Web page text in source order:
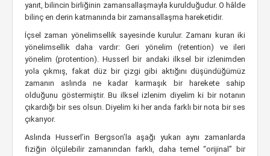
yanıt, bilincin birliğinin zamansallaşmayla kurulduğudur. O hâlde
bilinç en derin katmanında bir zamansallaşma hareketidir.
İçsel zaman yönelimsellik sayesinde kurulur. Zamanı kuran iki
yönelimsellik daha vardır: Geri yönelim (retention) ve ileri
yönelim (protention). Husserl bir andaki ilksel bir izlenimden
yola çıkmış, fakat düz bir çizgi gibi aktığını düşündüğümüz
zamanın aslında ne kadar karmaşık bir harekete sahip
olduğunu göstermiştir. Bu ilksel izlenim diyelim ki bir notanın
çıkardığı bir ses olsun. Diyelim ki her anda farklı bir nota bir ses
çıkarıyor.
Aslında Husserl’in Bergson’la aşağı yukarı aynı zamanlarda
fiziğin ölçülebilir zamanından farklı, daha temel “orijinal” bir